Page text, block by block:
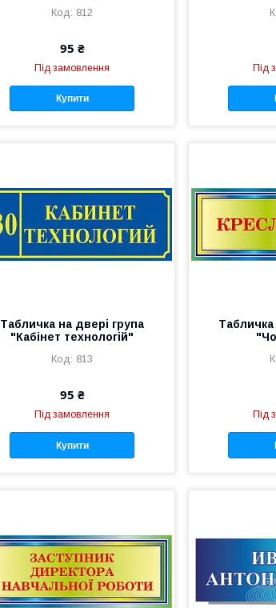
812
95 ₴
Під замовлення
Купити
Під
Табличка на двері група
"Кабінет технологій"
813
95 ₴
Під замовлення
Купити
Табличка
Під